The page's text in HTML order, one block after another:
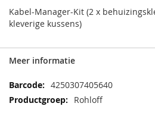
Kabel-Manager-Kit (2 x
kleverige kussens)
Meer informatie
Meer
informatie
4250307405640
Rohloff